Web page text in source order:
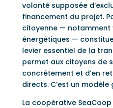
volonté supposée
financement du projet.
citoyenne — notamment
énergétiques —
levier essentiel de la
permet aux citoyens de
concrètement et d’en
directs. C’est un
La coopérative